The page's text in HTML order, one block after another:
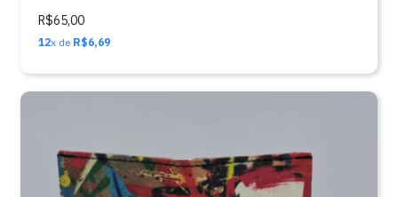
R$65,00
12x de R$6,69